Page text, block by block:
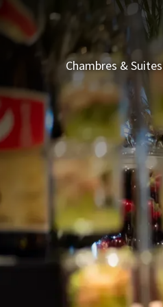
Chambres & Suites